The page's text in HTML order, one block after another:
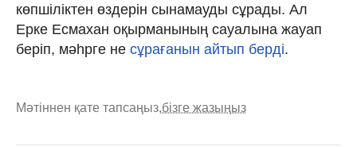
көпшіліктен өздерін сынамауды сұрады. Ал
Ерке Есмахан оқырманының сауалына жауап
беріп, мәһрге не сұрағанын айтып берді.
Мәтіннен қате тапсаңыз,бізге жазыңыз